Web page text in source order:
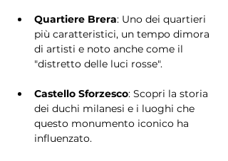
Quartiere Brera: Uno dei quartieri
più caratteristici, un tempo dimora
di artisti e noto anche come il
"distretto delle luci rosse".
Castello Sforzesco: Scopri la storia
dei duchi milanesi e i luoghi che
questo monumento iconico ha
influenzato.